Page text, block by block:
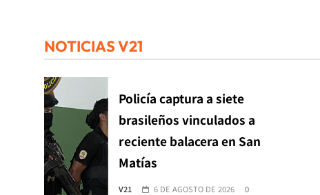
NOTICIAS V21
Policía captura a siete
brasileños vinculados a
reciente balacera en San
Matías
V21 6 DE AGOSTO DE 2026 0